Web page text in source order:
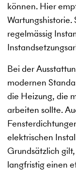
können. Hier
Wartungshistorie.
regelmässig
Bei der
modernen
die Heizung, die
arbeiten sollte.
elektrischen
Grundsätzlich
langfristig einen